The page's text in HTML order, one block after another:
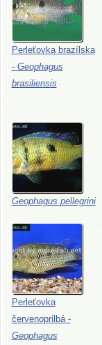
Perleťovka brazílska
- Geophagus
brasiliensis
Geophagus pellegrini
Perleťovka
červenoprilbá -
Geophagus